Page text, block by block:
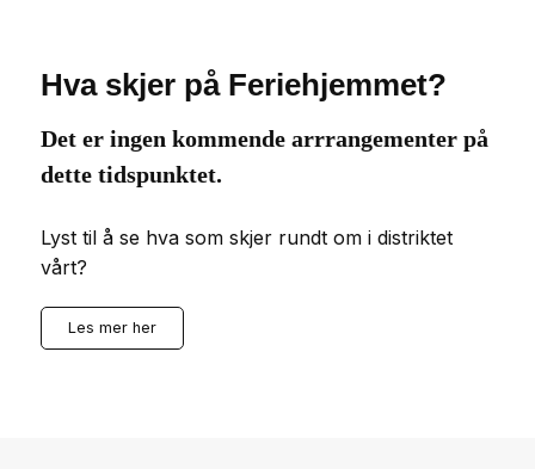
Hva skjer på Feriehjemmet?
Det er ingen kommende arrrangementer på
dette tidspunktet.
Lyst til å se hva som skjer rundt om i distriktet
vårt?
Les mer her